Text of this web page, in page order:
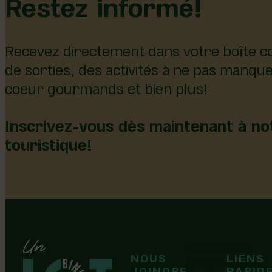
Recevez directement dans votre boîte
de sorties, des activités à ne pas
coeur gourmands et bien plus!
Inscrivez-vous dès maintenant à
touristique!
NOUS
Laurier-Station
LIENS